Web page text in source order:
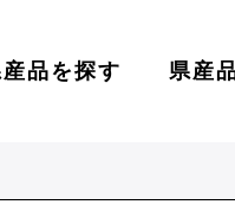
産品を探す 県産